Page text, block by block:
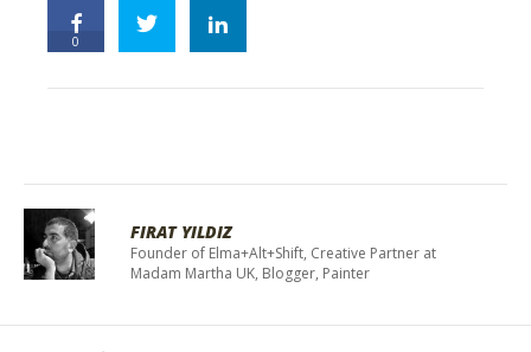
0
FIRAT YILDIZ
Founder of Elma+Alt+Shift, Creative Partner at
Madam Martha UK, Blogger, Painter